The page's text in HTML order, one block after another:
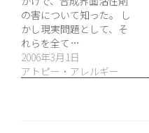
の害について知った。 し
かし現実問題として、そ
れらを全て…
2006年3月1日
アトピー・アレルギー